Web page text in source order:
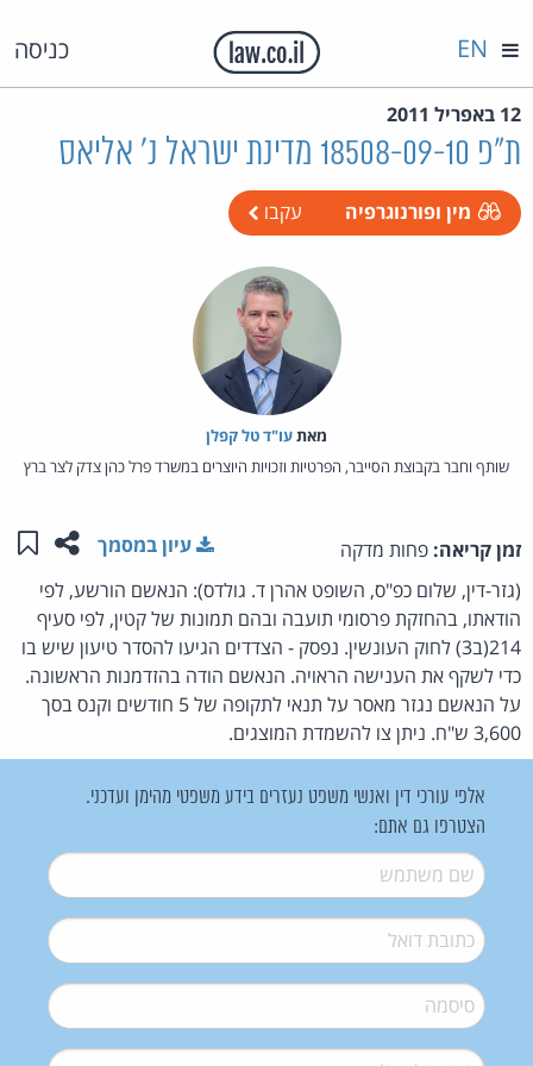
כניסה EN
12 באפריל 2011
ת"פ 18508-09-10 מדינת ישראל נ' אליאס
מין ופורנוגרפיה עקבו
מאת‏עו"ד טל קפלן
שותף וחבר בקבוצת הסייבר, הפרטיות וזכויות היוצרים במשרד פרל כהן צדק לצר ברץ
זמן קריאה: פחות מדקה שתפו
עיון במסמך
(גזר-דין, שלום כפ"ס, השופט אהרן ד. גולדס): הנאשם הורשע, לפי
הודאתו, בהחזקת פרסומי תועבה ובהם תמונות של קטין, לפי סעיף
214(ב3) לחוק העונשין. נפסק - הצדדים הגיעו להסדר טיעון שיש בו
כדי לשקף את הענישה הראויה. הנאשם הודה בהזדמנות הראשונה.
על הנאשם נגזר מאסר על תנאי לתקופה של 5 חודשים וקנס בסך
3,600 ש"ח. ניתן צו להשמדת המוצגים.
אלפי עורכי דין ואנשי משפט נעזרים בידע משפטי מהימן ועדכני.
הצטרפו גם אתם:
שם משתמש*
דואל*
סיסמה*